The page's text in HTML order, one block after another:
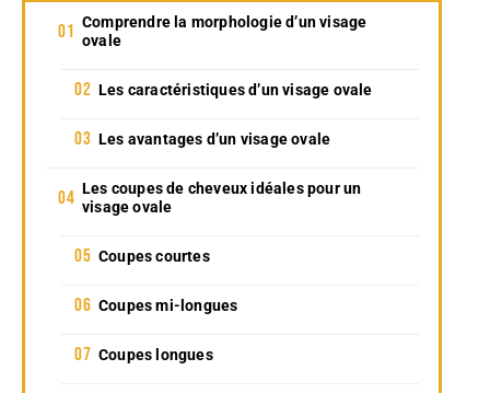
Comprendre la morphologie d’un visage
ovale
Les caractéristiques d’un visage ovale
Les avantages d’un visage ovale
Les coupes de cheveux idéales pour un
visage ovale
Coupes courtes
Coupes mi-longues
Coupes longues